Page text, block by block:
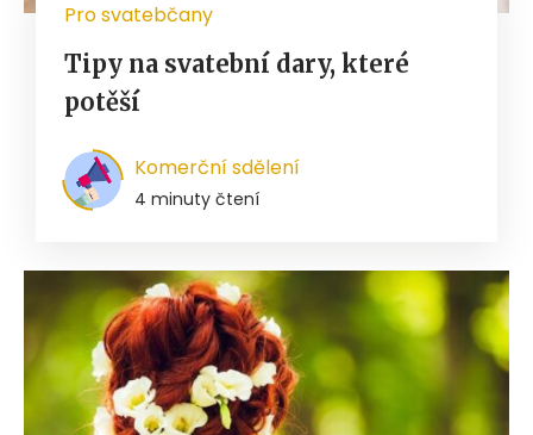
Pro svatebčany
Tipy na svatební dary, které
potěší
Komerční sdělení
4 minuty čtení